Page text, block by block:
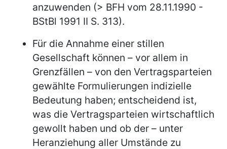
anzuwenden (> BFH vom 28.11.1990 -
BStBl 1991 II S. 313).
Für die Annahme einer stillen
Gesellschaft können – vor allem in
Grenzfällen – von den Vertragsparteien
gewählte Formulierungen indizielle
Bedeutung haben; entscheidend ist,
was die Vertragsparteien wirtschaftlich
gewollt haben und ob der – unter
Heranziehung aller Umstände zu